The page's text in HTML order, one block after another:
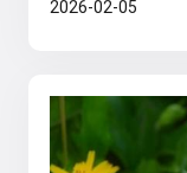
2026-02-05